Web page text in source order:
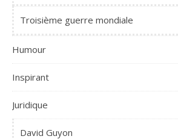
Troisième guerre mondiale
Humour
Inspirant
Juridique
David Guyon